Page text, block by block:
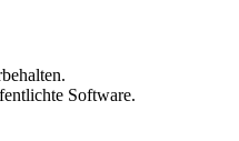
Software.